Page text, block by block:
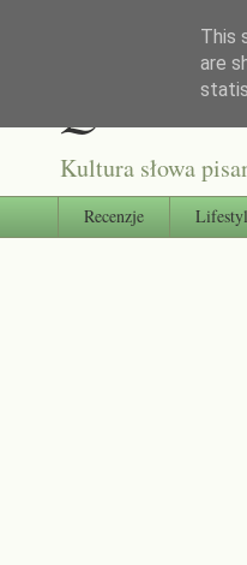
Kultura słowa
Recenzje
This
are